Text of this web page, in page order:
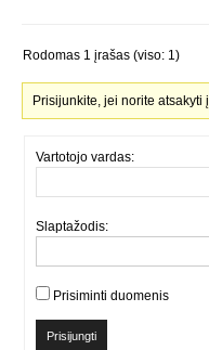
Rodomas 1 įrašas (viso: 1)
Prisijunkite, jei norite atsakyti
Vartotojo vardas:
Slaptažodis:
Prisiminti duomenis
Prisijungti